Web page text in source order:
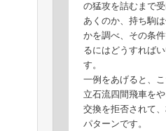
の猛攻を詰むまで
あくのか、持ち駒
かを調べ、その条
るにはどうすれば
す。
一例をあげると、
立石流四間飛車を
交換を拒否されて
パターンです。